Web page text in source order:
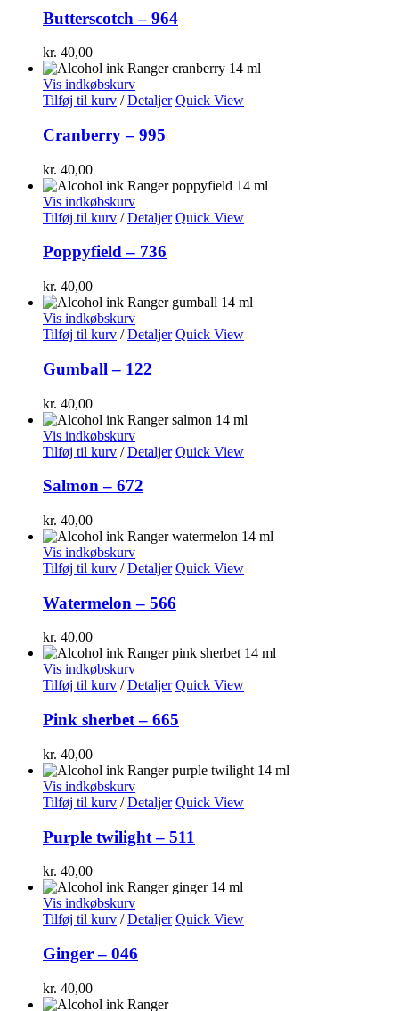
Butterscotch – 964
kr. 40,00
Vis indkøbskurv
Tilføj til kurv / Detaljer Quick View
Cranberry – 995
kr. 40,00
Vis indkøbskurv
Tilføj til kurv / Detaljer Quick View
Poppyfield – 736
kr. 40,00
Vis indkøbskurv
Tilføj til kurv / Detaljer Quick View
Gumball – 122
kr. 40,00
Vis indkøbskurv
Tilføj til kurv / Detaljer Quick View
Salmon – 672
kr. 40,00
Vis indkøbskurv
Tilføj til kurv / Detaljer Quick View
Watermelon – 566
kr. 40,00
Vis indkøbskurv
Tilføj til kurv / Detaljer Quick View
Pink sherbet – 665
kr. 40,00
Vis indkøbskurv
Tilføj til kurv / Detaljer Quick View
Purple twilight – 511
kr. 40,00
Vis indkøbskurv
Tilføj til kurv / Detaljer Quick View
Ginger – 046
kr. 40,00